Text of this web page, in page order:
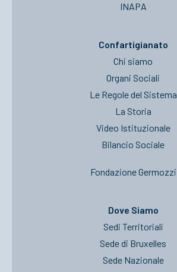
INAPA
Confartigianato
Chi siamo
Organi Sociali
Le Regole del Sistema
La Storia
Video Istituzionale
Bilancio Sociale
Fondazione Germozzi
Dove Siamo
Sedi Territoriali
Sede di Bruxelles
Sede Nazionale